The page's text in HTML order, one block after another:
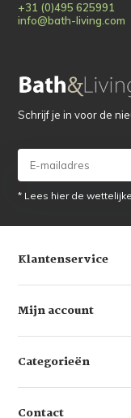
+31 (0)495 625991
info@bath-living.com
Schrijf je in voor de
* Lees hier de
Klantenservice
Mijn account
Categorieën
Contact